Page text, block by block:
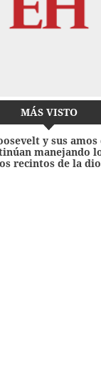
MÁS VISTO
y sus
manejando
recintos de la